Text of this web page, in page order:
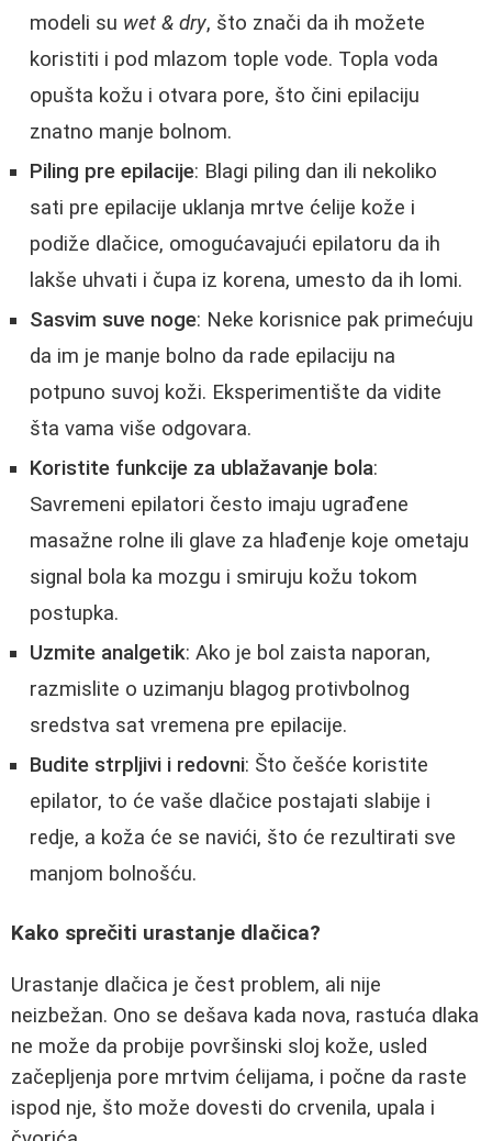
modeli su wet & dry, što znači da ih možete
koristiti i pod mlazom tople vode. Topla voda
opušta kožu i otvara pore, što čini epilaciju
znatno manje bolnom.
Piling pre epilacije: Blagi piling dan ili nekoliko
sati pre epilacije uklanja mrtve ćelije kože i
podiže dlačice, omogućavajući epilatoru da ih
lakše uhvati i čupa iz korena, umesto da ih lomi.
Sasvim suve noge: Neke korisnice pak primećuju
da im je manje bolno da rade epilaciju na
potpuno suvoj koži. Eksperimentište da vidite
šta vama više odgovara.
Koristite funkcije za ublažavanje bola:
Savremeni epilatori često imaju ugrađene
masažne rolne ili glave za hlađenje koje ometaju
signal bola ka mozgu i smiruju kožu tokom
postupka.
Uzmite analgetik: Ako je bol zaista naporan,
razmislite o uzimanju blagog protivbolnog
sredstva sat vremena pre epilacije.
Budite strpljivi i redovni: Što češće koristite
epilator, to će vaše dlačice postajati slabije i
redje, a koža će se navići, što će rezultirati sve
manjom bolnošću.
Kako sprečiti urastanje dlačica?
Urastanje dlačica je čest problem, ali nije
neizbežan. Ono se dešava kada nova, rastuća dlaka
ne može da probije površinski sloj kože, usled
začepljenja pore mrtvim ćelijama, i počne da raste
ispod nje, što može dovesti do crvenila, upala i